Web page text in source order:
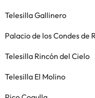
Telesilla Gallinero
Palacio de los Condes de
Telesilla Rincón del Cielo
Telesilla El Molino